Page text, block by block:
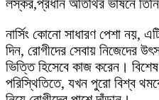
লস্কর,প্রধান অতিথির ভাষনে
নার্সিং কোনো সাধারণ পেশা নয়,
দিন, রোগীদের সেবায় নিজেদের
ভিত্তি হিসেবে কাজ করেন।
পরিস্থিতিতে, যখন পুরো বিশ্ব